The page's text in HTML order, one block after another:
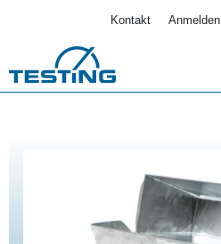
Kontakt Anmelden